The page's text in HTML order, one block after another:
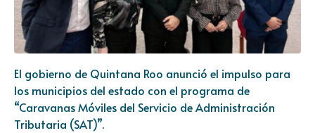
El gobierno de Quintana Roo anunció el impulso para
los municipios del estado con el programa de
“Caravanas Móviles del Servicio de Administración
Tributaria (SAT)”.